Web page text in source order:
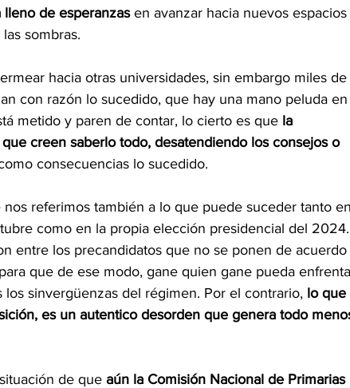
de esperanzas en avanzar hacia nuevos espacios
sombras.
hacia otras universidades, sin embargo miles de
con razón lo sucedido, que hay una mano peluda
metido y paren de contar, lo cierto es que la
creen saberlo todo, desatendiendo los consejos o
consecuencias lo sucedido.
referimos también a lo que puede suceder tanto
como en la propia elección presidencial del
entre los precandidatos que no se ponen de acuerdo
que de ese modo, gane quien gane pueda
sinvergüenzas del régimen. Por el contrario, lo que
es un autentico desorden que genera todo
de que aún la Comisión Nacional de Primarias